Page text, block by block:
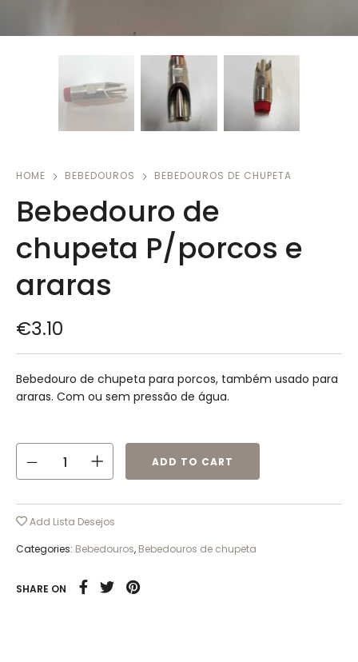
HOME BEBEDOUROS BEBEDOUROS DE CHUPETA
Bebedouro de
chupeta P/porcos e
araras
€3.10
Bebedouro de chupeta para porcos, também usado para
araras. Com ou sem pressão de água.
ADD TO CART
Add Lista Desejos
Categories: Bebedouros, Bebedouros de chupeta
SHARE ON